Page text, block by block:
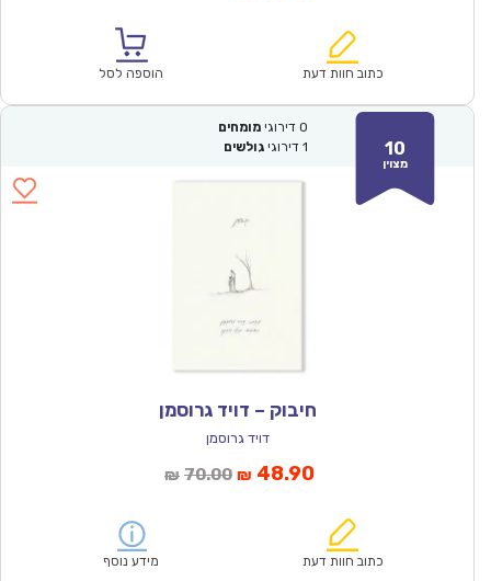
₪70.00.
הוא:
כתוב חוות דעת הוספה לסל
10
מצוין
0 דירוגי מומחים
1 דירוגי גולשים
חיבוק – דויד גרוסמן
דויד גרוסמן
₪ 70.00המחיר
₪70.00.
₪ 48.90המחיר
הוא:
כתוב חוות דעת מידע נוסף